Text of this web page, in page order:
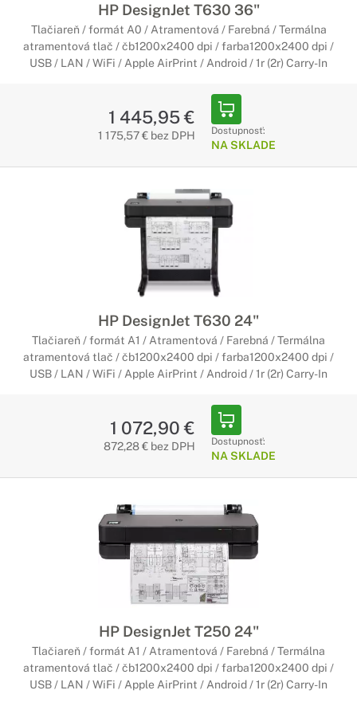
HP DesignJet T630 36"
Tlačiareň / formát A0 / Atramentová / Farebná / Termálna
atramentová tlač / čb1200x2400 dpi / farba1200x2400 dpi /
USB / LAN / WiFi / Apple AirPrint / Android / 1r (2r) Carry-In
1 445,95 €
1 175,57 € bez DPH Dostupnosť:
NA SKLADE
HP DesignJet T630 24"
Tlačiareň / formát A1 / Atramentová / Farebná / Termálna
atramentová tlač / čb1200x2400 dpi / farba1200x2400 dpi /
USB / LAN / WiFi / Apple AirPrint / Android / 1r (2r) Carry-In
1 072,90 €
872,28 € bez DPH Dostupnosť:
NA SKLADE
HP DesignJet T250 24"
Tlačiareň / formát A1 / Atramentová / Farebná / Termálna
atramentová tlač / čb1200x2400 dpi / farba1200x2400 dpi /
USB / LAN / WiFi / Apple AirPrint / Android / 1r (2r) Carry-In